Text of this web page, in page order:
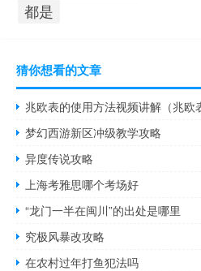
都是
猜你想看的文章
兆欧表的使用方法视频讲解（兆欧
梦幻西游新区冲级教学攻略
异度传说攻略
上海考雅思哪个考场好
“龙门一半在闽川”的出处是哪里
究极风暴改攻略
在农村过年打鱼犯法吗